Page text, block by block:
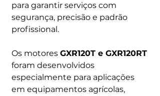
para garantir serviços com
segurança, precisão e padrão
profissional.
Os motores GXR120T e GXR120RT
foram desenvolvidos
especialmente para aplicações
em equipamentos agrícolas,